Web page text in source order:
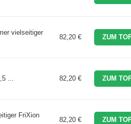
vielseitiger
82,20 € ZUM
... 82,20 € ZUM
FriXion
82,20 € ZUM